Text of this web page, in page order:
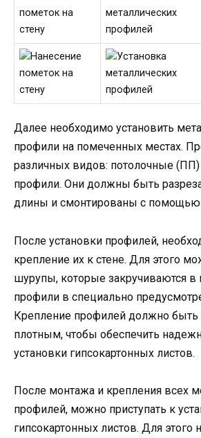
пометок на
стену
металлических
профилей
Далее необходимо установить
профили на помеченных местах.
различных видов: потолочные
профили. Они должны быть
длины и смонтированы с помощью
После установки профилей,
крепление их к стене. Для этого
шурупы, которые закручиваются в
профили в специально
Крепление профилей должно
плотным, чтобы обеспечить
установки гипсокартонных листов.
После монтажа и крепления всех
профилей, можно приступать к
гипсокартонных листов. Для этого